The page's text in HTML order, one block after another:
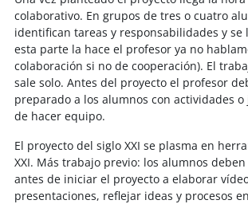
colaborativo. En grupos de tres o cuatro
identifican tareas y responsabilidades y se
esta parte la hace el profesor ya no
colaboración si no de cooperación). El
sale solo. Antes del proyecto el profesor
preparado a los alumnos con actividades o
de hacer equipo.
El proyecto del siglo XXI se plasma en
XXI. Más trabajo previo: los alumnos
antes de iniciar el proyecto a elaborar
presentaciones, reflejar ideas y procesos